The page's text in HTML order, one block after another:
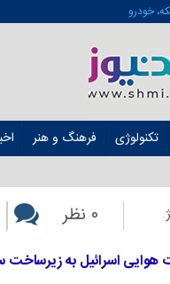
خودرو
تکنولوژی فرهنگ و هنر
0 نظر
هوایی اسرائیل به